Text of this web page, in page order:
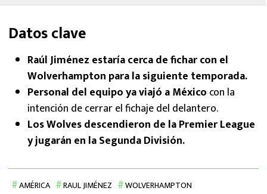
Datos clave
Raúl Jiménez estaría cerca de fichar con el
Wolverhampton para la siguiente temporada.
Personal del equipo ya viajó a México con la
intención de cerrar el fichaje del delantero.
Los Wolves descendieron de la Premier League
y jugarán en la Segunda División.
AMÉRICA RAUL JIMÉNEZ WOLVERHAMPTON